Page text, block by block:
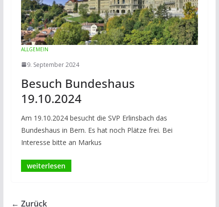
ALLGEMEIN
9. September 2024
Besuch Bundeshaus
19.10.2024
Am 19.10.2024 besucht die SVP Erlinsbach das
Bundeshaus in Bern. Es hat noch Plätze frei. Bei
Interesse bitte an Markus
← Zurück